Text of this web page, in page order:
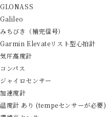
GLONASS
Galileo
みちびき（補完信号）
Garmin Elevateリスト型心拍計
気圧高度計
コンパス
ジャイロセンサー
加速度計
温度計 あり (tempeセンサーが必要)